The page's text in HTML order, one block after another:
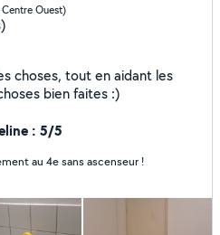
Ouest)
choses, tout en aidant les
bien faites :)
: 5/5
au 4e sans ascenseur !